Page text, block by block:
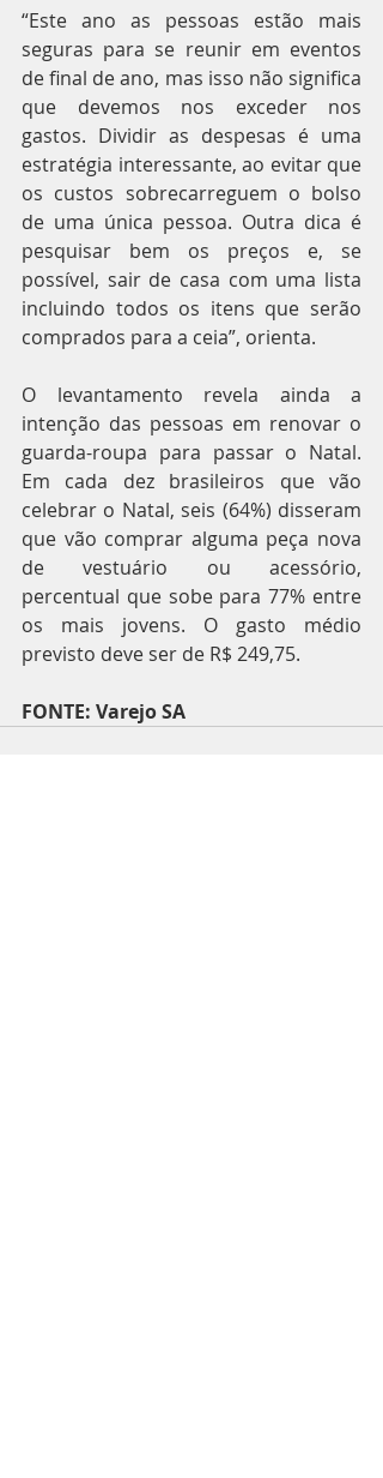
“Este ano as pessoas estão mais
seguras para se reunir em eventos
de final de ano, mas isso não significa
que devemos nos exceder nos
gastos. Dividir as despesas é uma
estratégia interessante, ao evitar que
os custos sobrecarreguem o bolso
de uma única pessoa. Outra dica é
pesquisar bem os preços e, se
possível, sair de casa com uma lista
incluindo todos os itens que serão
comprados para a ceia”, orienta.
O levantamento revela ainda a
intenção das pessoas em renovar o
guarda-roupa para passar o Natal.
Em cada dez brasileiros que vão
celebrar o Natal, seis (64%) disseram
que vão comprar alguma peça nova
de vestuário ou acessório,
percentual que sobe para 77% entre
os mais jovens. O gasto médio
previsto deve ser de R$ 249,75.
FONTE: Varejo SA